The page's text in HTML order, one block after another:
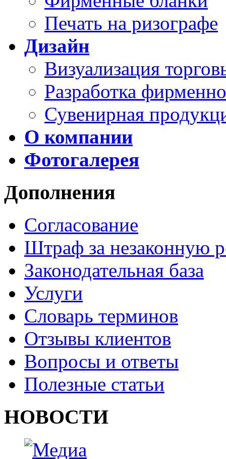
Печать на ризографе
Дизайн
Визуализация
Разработка
Сувенирная
О компании
Фотогалерея
Дополнения
Согласование
Штраф за незаконную
Законодательная база
Услуги
Словарь терминов
Отзывы клиентов
Вопросы и ответы
Полезные статьи
НОВОСТИ